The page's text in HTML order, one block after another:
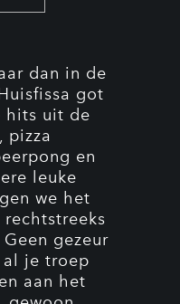
dan in de
got
hits uit de
pizza
en
leuke
we het
rechtstreeks
gezeur
al je troep
aan het